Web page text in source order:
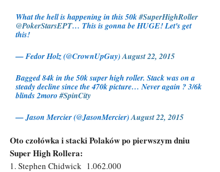
What the hell is happening in this 50k#SuperHighRoller
@PokerStarsEPT… This is gonna be HUGE! Let's get
this!
— Fedor Holz (@CrownUpGuy)August 22, 2015
Bagged 84k in the 50k super high roller. Stack was on a
steady decline since the 470k picture… Never again ? 3/6k
blinds 2moro#SpinCity
— Jason Mercier (@JasonMercier)August 22, 2015
Oto czołówka i stacki Polaków po pierwszym dniu
Super High Rollera:
1. Stephen Chidwick 1.062.000